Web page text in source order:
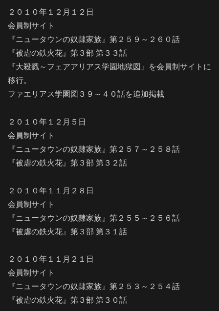
２０１０年１２月１２日
会員制サイト
『ニュータウンの奴隷家族』第２５９～２６０話
『被虐の鉄火花』第３部 第３３話
『大殺戮～フェアアリアス学園地獄図』を会員制サイトに
移行。
ファエリアス学園図３９～４０話を追加掲載
２０１０年１２月５日
会員制サイト
『ニュータウンの奴隷家族』第２５７～２５８話
『被虐の鉄火花』第３部 第３２話
２０１０年１１月２８日
会員制サイト
『ニュータウンの奴隷家族』第２５５～２５６話
『被虐の鉄火花』第３部 第３１話
２０１０年１１月２１日
会員制サイト
『ニュータウンの奴隷家族』第２５３～２５４話
『被虐の鉄火花』第３部 第３０話